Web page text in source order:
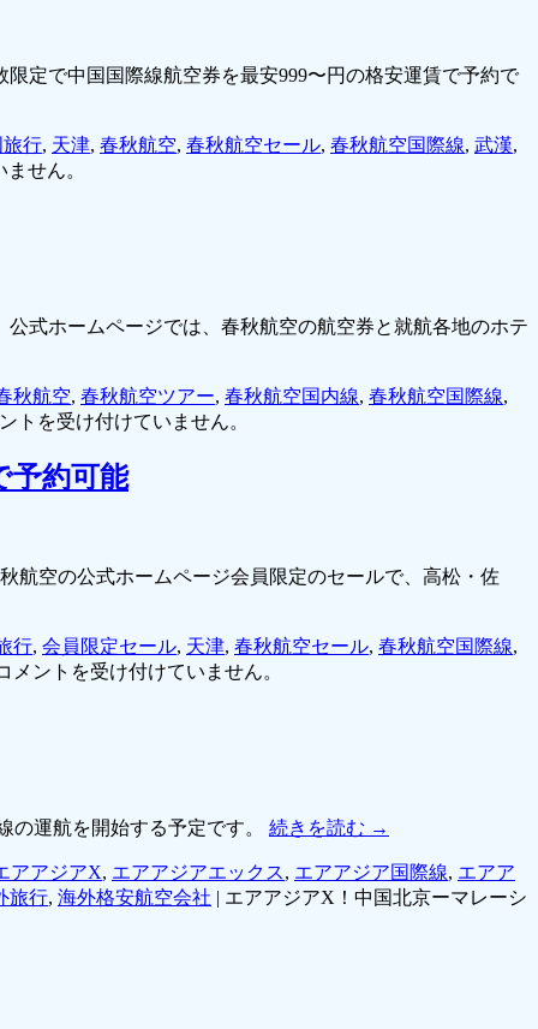
定で中国国際線航空券を最安999〜円の格安運賃で予約で
行, 天津, 春秋航空, 春秋航空セール, 春秋航空国際線, 武漢,
せん。
式ホームページでは、春秋航空の航空券と就航各地のホテ
秋航空, 春秋航空ツアー, 春秋航空国内線, 春秋航空国際線,
トを受け付けていません。
予約可能
航空の公式ホームページ会員限定のセールで、高松・佐
行, 会員限定セール, 天津, 春秋航空セール, 春秋航空国際線,
メントを受け付けていません。
の運航を開始する予定です。 続きを読む →
アアジアX, エアアジアエックス, エアアジア国際線, エアア
旅行, 海外格安航空会社 | エアアジアX！中国北京ーマレーシ